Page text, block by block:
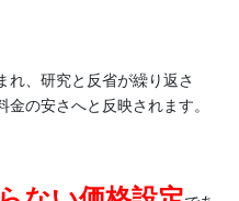
れ、研究と反省が繰り返さ
の安さへと反映されます。